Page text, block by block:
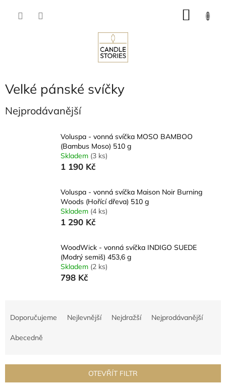
Velké pánské svíčky
Nejprodávanější
Voluspa - vonná svíčka MOSO BAMBOO
(Bambus Moso) 510 g
Skladem (3 ks)
1 190 Kč
Voluspa - vonná svíčka Maison Noir Burning
Woods (Hořící dřeva) 510 g
Skladem (4 ks)
1 290 Kč
WoodWick - vonná svíčka INDIGO SUEDE
(Modrý semiš) 453,6 g
Skladem (2 ks)
798 Kč
r
Doporučujeme Nejlevnější Nejdražší Nejprodávanější
Abecedně
OTEVŘÍT FILTR